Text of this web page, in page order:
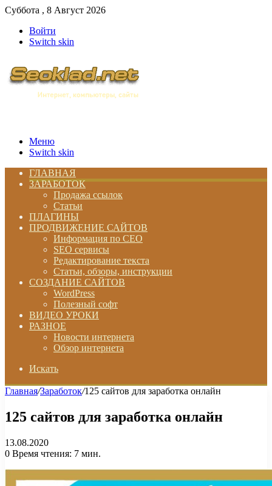
Суббота , 8 Август 2026
Войти
Switch skin
Меню
Switch skin
ГЛАВНАЯ
ЗАРАБОТОК
Продажа ссылок
Статьи
ПЛАГИНЫ
ПРОДВИЖЕНИЕ САЙТОВ
Информация по СЕО
SEO сервисы
Редактирование текста
Статьи, обзоры, инструкции
СОЗДАНИЕ САЙТОВ
WordPress
Полезный софт
ВИДЕО УРОКИ
РАЗНОЕ
Новости интернета
Обзор интернета
Искать
Главная/Заработок/125 сайтов для заработка онлайн
125 сайтов для заработка онлайн
13.08.2020
0 Время чтения: 7 мин.